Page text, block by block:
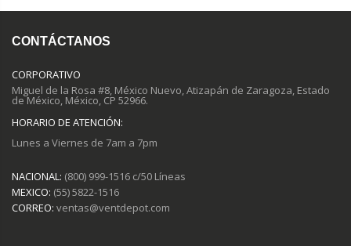
CONTÁCTANOS
CORPORATIVO
Miguel de la Rosa #8, México Nuevo, Atizapán de Zaragoza, Estado
de México, México, CP 52966.
HORARIO DE ATENCIÓN:
Lunes a Viernes de 7am a 7pm
NACIONAL: (800) 999-1516 c/50 Líneas
MEXICO: (55) 5822-1516
CORREO: ventas@ventdepot.com